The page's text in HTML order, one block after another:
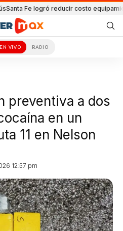
logró reducir costo equipamiento
VIVO RADIO
preventiva a dos
en un
11 en Nelson
12:57 pm